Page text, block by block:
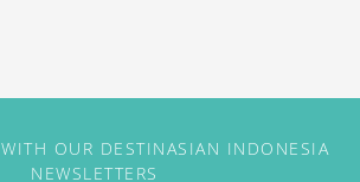
OUR DESTINASIAN INDONESIA
NEWSLETTERS